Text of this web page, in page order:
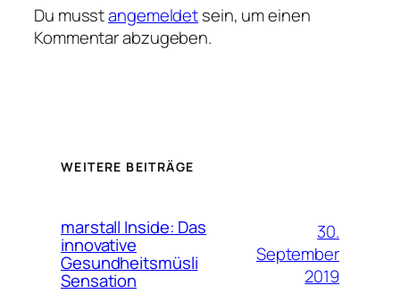
Du musstangemeldetsein, um einen
Kommentar abzugeben.
WEITERE BEITRÄGE
marstall Inside: Das
innovative
Gesundheitsmüsli
Sensation
30.
September
2019